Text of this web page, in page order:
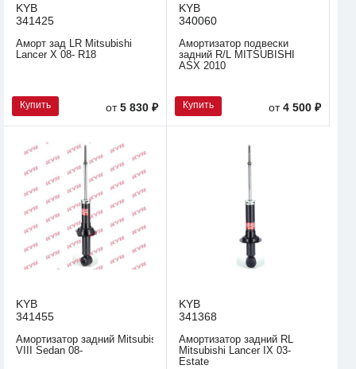
KYB
341425
Аморт зад LR Mitsubishi
Lancer X 08- R18
Купить от5 830 ₽
KYB
340060
Амортизатор подвески
задний R/L MITSUBISHI
ASX 2010
Купить от4 500 ₽
KYB
341455
Амортизатор задний Mitsubishi Lancer
VIII Sedan 08-
KYB
341368
Амортизатор задний RL
Mitsubishi Lancer IX 03-
Estate